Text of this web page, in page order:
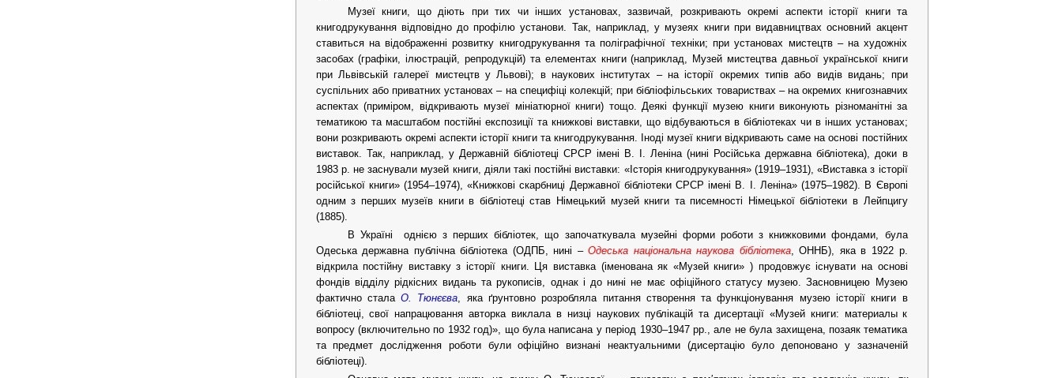
Музеї книги, що діють при тих чи інших установах, зазвичай, розкривають окремі аспекти історії книги та
книгодрукування відповідно до профілю установи. Так, наприклад, у музеях книги при видавництвах основний акцент
ставиться на відображенні розвитку книгодрукування та поліграфічної техніки; при установах мистецтв – на художніх
засобах (графіки, ілюстрацій, репродукцій) та елементах книги (наприклад, Музей мистецтва давньої української книги
при Львівській галереї мистецтв у Львові); в наукових інститутах – на історії окремих типів або видів видань; при
суспільних або приватних установах – на специфіці колекцій; при бібліофільських товариствах – на окремих книгознавчих
аспектах (приміром, відкривають музеї мініатюрної книги) тощо. Деякі функції музею книги виконують різноманітні за
тематикою та масштабом постійні експозиції та книжкові виставки, що відбуваються в бібліотеках чи в інших установах;
вони розкривають окремі аспекти історії книги та книгодрукування. Іноді музеї книги відкривають саме на основі постійних
виставок. Так, наприклад, у Державній бібліотеці СРСР імені В. І. Леніна (нині Російська державна бібліотека), доки в
1983 р. не заснували музей книги, діяли такі постійні виставки: «Історія книгодрукування» (1919–1931), «Виставка з історії
російської книги» (1954–1974), «Книжкові скарбниці Державної бібліотеки СРСР імені В. І. Леніна» (1975–1982). В Європі
одним з перших музеїв книги в бібліотеці став Німецький музей книги та писемності Німецької бібліотеки в Лейпцигу
(1885).
В Україні однією з перших бібліотек, що започаткувала музейні форми роботи з книжковими фондами, була
Одеська державна публічна бібліотека (ОДПБ, нині –Одеська національна наукова бібліотека, ОННБ), яка в 1922 р.
відкрила постійну виставку з історії книги. Ця виставка (іменована як «Музей книги» ) продовжує існувати на основі
фондів відділу рідкісних видань та рукописів, однак і до нині не має офіційного статусу музею. Засновницею Музею
фактично сталаО. Тюнєєва, яка ґрунтовно розробляла питання створення та функціонування музею історії книги в
бібліотеці, свої напрацювання авторка виклала в низці наукових публікацій та дисертації «Музей книги: материалы к
вопросу (включительно по 1932 год)», що була написана у період 1930–1947 рр., але не була захищена, позаяк тематика
та предмет дослідження роботи були офіційно визнані неактуальними (дисертацію було депоновано у зазначеній
бібліотеці).